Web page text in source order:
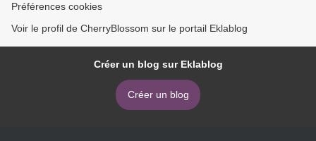
Préférences cookies
Voir le profil de CherryBlossom sur le portail Eklablog
Créer un blog sur Eklablog
Créer un blog